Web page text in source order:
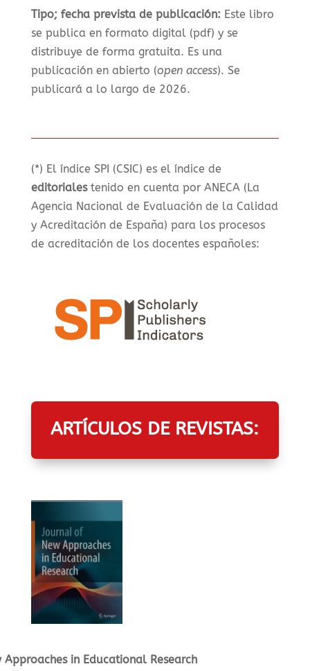
Tipo; fecha prevista de publicación: Este libro
se publica en formato digital (pdf) y se
distribuye de forma gratuita. Es una
publicación en abierto (open access). Se
publicará a lo largo de 2026.
(*) El índice SPI (CSIC) es el índice de
editorialestenido en cuenta por ANECA (La
Agencia Nacional de Evaluación de la Calidad
y Acreditación de España) para los procesos
de acreditación de los docentes españoles:
ARTÍCULOS DE REVISTAS:
Approaches in Educational Research